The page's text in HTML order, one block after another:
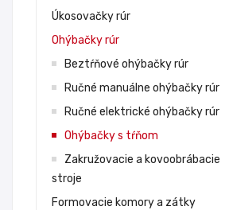
Úkosovačky rúr
Ohýbačky rúr
Beztŕňové ohýbačky rúr
Ručné manuálne ohýbačky rúr
Ručné elektrické ohýbačky rúr
Ohýbačky s tŕňom
Zakružovacie a kovoobrábacie
stroje
Formovacie komory a zátky